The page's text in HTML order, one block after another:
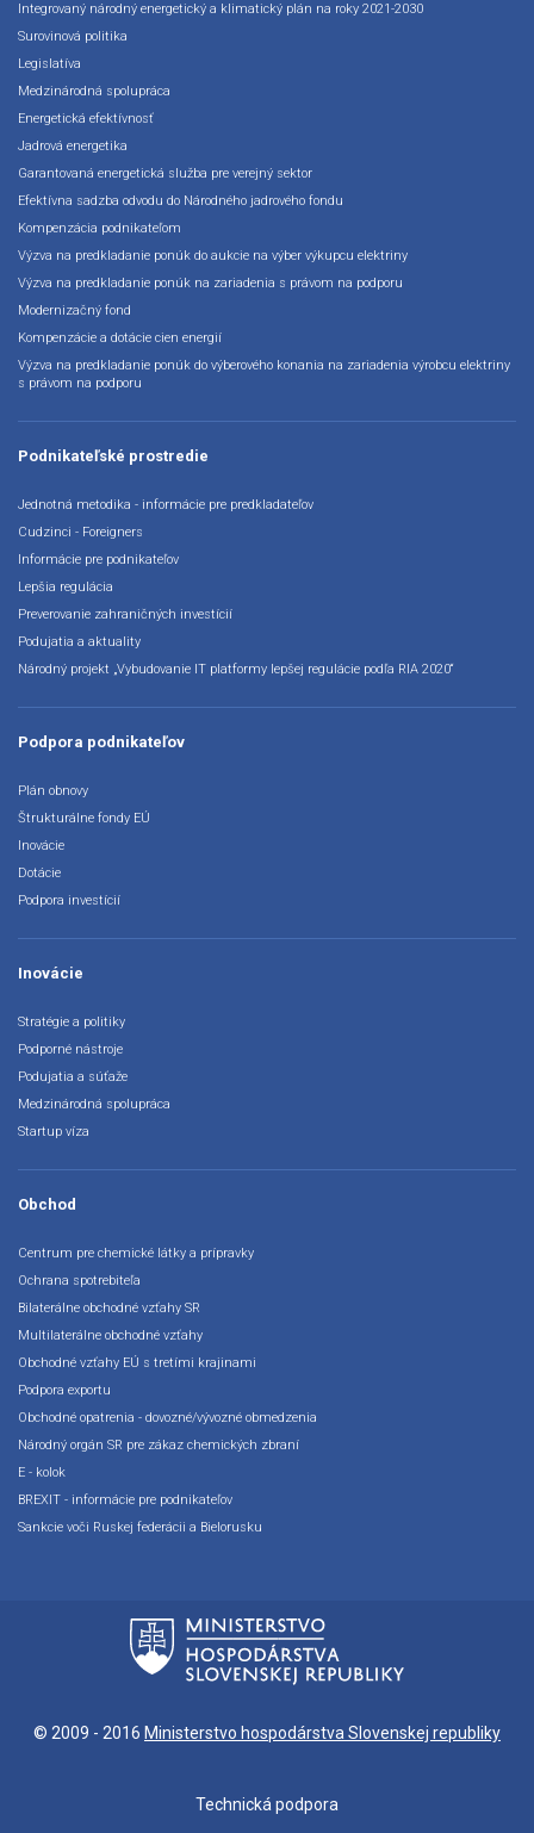
Integrovaný národný energetický a klimatický plán na roky 2021-2030
Surovinová politika
Legislatíva
Medzinárodná spolupráca
Energetická efektívnosť
Jadrová energetika
Garantovaná energetická služba pre verejný sektor
Efektívna sadzba odvodu do Národného jadrového fondu
Kompenzácia podnikateľom
Výzva na predkladanie ponúk do aukcie na výber výkupcu elektriny
Výzva na predkladanie ponúk na zariadenia s právom na podporu
Modernizačný fond
Kompenzácie a dotácie cien energií
Výzva na predkladanie ponúk do výberového konania na zariadenia výrobcu elektriny
s právom na podporu
Podnikateľské prostredie
Jednotná metodika - informácie pre predkladateľov
Cudzinci - Foreigners
Informácie pre podnikateľov
Lepšia regulácia
Preverovanie zahraničných investícií
Podujatia a aktuality
Národný projekt „Vybudovanie IT platformy lepšej regulácie podľa RIA 2020“
Podpora podnikateľov
Plán obnovy
Štrukturálne fondy EÚ
Inovácie
Dotácie
Podpora investícií
Inovácie
Stratégie a politiky
Podporné nástroje
Podujatia a súťaže
Medzinárodná spolupráca
Startup víza
Obchod
Centrum pre chemické látky a prípravky
Ochrana spotrebiteľa
Bilaterálne obchodné vzťahy SR
Multilaterálne obchodné vzťahy
Obchodné vzťahy EÚ s tretími krajinami
Podpora exportu
Obchodné opatrenia - dovozné/vývozné obmedzenia
Národný orgán SR pre zákaz chemických zbraní
E - kolok
BREXIT - informácie pre podnikateľov
Sankcie voči Ruskej federácii a Bielorusku
© 2009 - 2016 Ministerstvo hospodárstva Slovenskej republiky
Technická podpora